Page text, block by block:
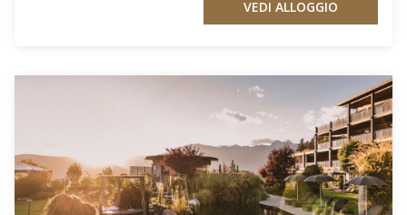
VEDI ALLOGGIO